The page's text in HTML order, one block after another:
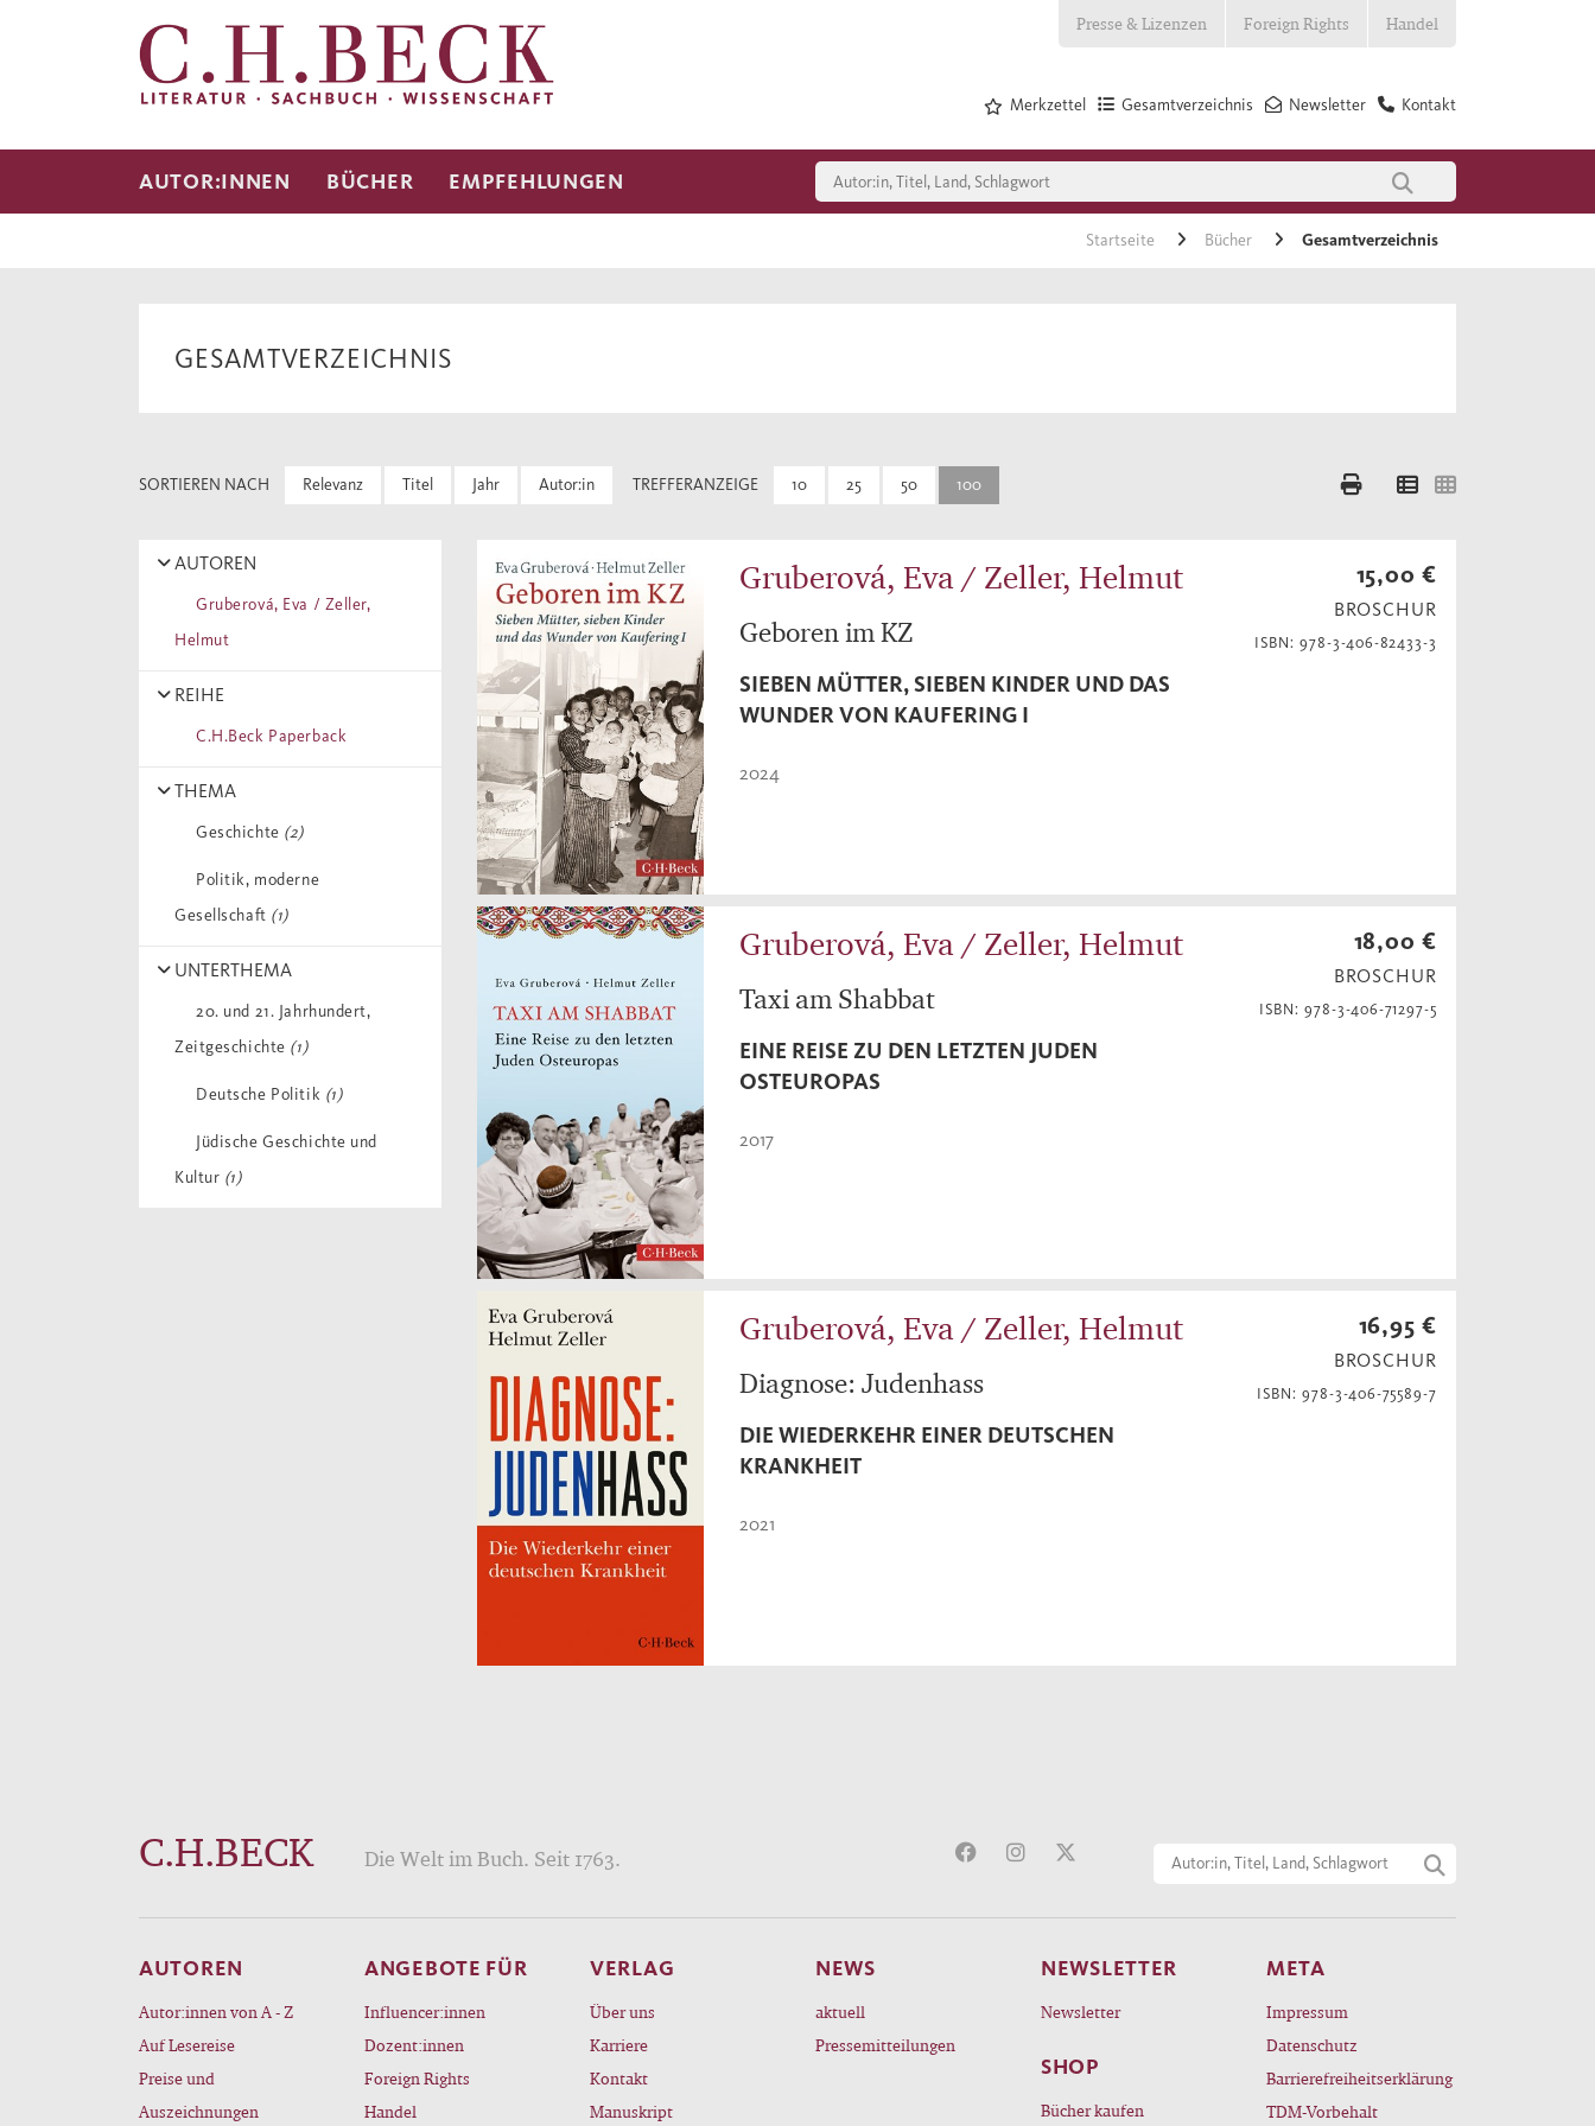
Presse & Lizenzen Foreign Rights Handel
Kontakt
Newsletter
Gesamtverzeichnis
Merkzettel
AUTOR:INNEN BÜCHER EMPFEHLUNGEN
Startseite Bücher Gesamtverzeichnis
GESAMTVERZEICHNIS
SORTIEREN NACH Relevanz Titel Jahr Autor:in TREFFERANZEIGE 10 25 50 100
AUTOREN
Gruberová, Eva / Zeller,
Helmut
REIHE
C.H.Beck Paperback
THEMA
Geschichte (2)
Politik, moderne
Gesellschaft (1)
UNTERTHEMA
20. und 21. Jahrhundert,
Zeitgeschichte (1)
Deutsche Politik (1)
Jüdische Geschichte und
Kultur (1)
Gruberová, Eva / Zeller, Helmut
Geboren im KZ
SIEBEN MÜTTER, SIEBEN KINDER UND DAS
WUNDER VON KAUFERING I
2024
15,00 €
BROSCHUR
ISBN: 978-3-406-82433-3
Gruberová, Eva / Zeller, Helmut
Taxi am Shabbat
EINE REISE ZU DEN LETZTEN JUDEN
OSTEUROPAS
2017
18,00 €
BROSCHUR
ISBN: 978-3-406-71297-5
Gruberová, Eva / Zeller, Helmut
Diagnose: Judenhass
DIE WIEDERKEHR EINER DEUTSCHEN
KRANKHEIT
2021
16,95 €
BROSCHUR
ISBN: 978-3-406-75589-7
C.H.BECK Die Welt im Buch. Seit 1763.
AUTOREN
Autor:innen von A - Z
Auf Lesereise
Preise und
Auszeichnungen
ANGEBOTE FÜR
Influencer:innen
Dozent:innen
Foreign Rights
Handel
VERLAG
Über uns
Karriere
Kontakt
Manuskript
NEWS
aktuell
Pressemitteilungen
NEWSLETTER
Newsletter
SHOP
Bücher kaufen
META
Impressum
Datenschutz
Barrierefreiheitserklärung
TDM-Vorbehalt